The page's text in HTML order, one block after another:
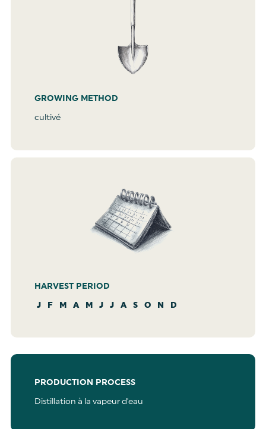
GROWING METHOD
cultivé
HARVEST PERIOD
J F M A M J J A S O N D
PRODUCTION PROCESS
Distillation à la vapeur d'eau